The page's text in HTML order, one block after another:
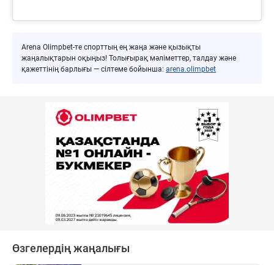
Arena Olimpbet-те спорттың ең жаңа және қызықты
жаңалықтарын оқыңыз! Толығырақ мәліметтер, талдау және
қажеттінің барлығы — сілтеме бойынша: arena.olimpbet